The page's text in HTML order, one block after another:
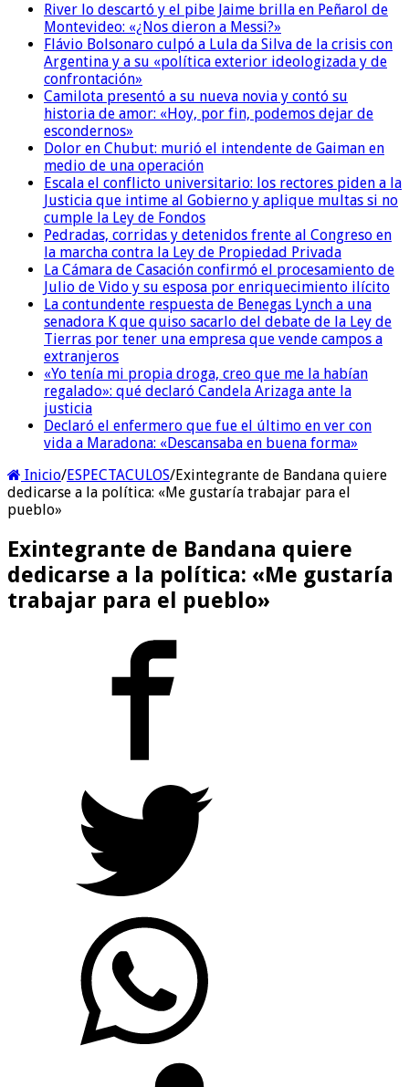
River lo descartó y el pibe Jaime brilla en Peñarol de
Montevideo: «¿Nos dieron a Messi?»
Flávio Bolsonaro culpó a Lula da Silva de la crisis con
Argentina y a su «política exterior ideologizada y de
confrontación»
Camilota presentó a su nueva novia y contó su
historia de amor: «Hoy, por fin, podemos dejar de
escondernos»
Dolor en Chubut: murió el intendente de Gaiman en
medio de una operación
Escala el conflicto universitario: los rectores piden a la
Justicia que intime al Gobierno y aplique multas si no
cumple la Ley de Fondos
Pedradas, corridas y detenidos frente al Congreso en
la marcha contra la Ley de Propiedad Privada
La Cámara de Casación confirmó el procesamiento de
Julio de Vido y su esposa por enriquecimiento ilícito
La contundente respuesta de Benegas Lynch a una
senadora K que quiso sacarlo del debate de la Ley de
Tierras por tener una empresa que vende campos a
extranjeros
«Yo tenía mi propia droga, creo que me la habían
regalado»: qué declaró Candela Arizaga ante la
justicia
Declaró el enfermero que fue el último en ver con
vida a Maradona: «Descansaba en buena forma»
Inicio/ESPECTACULOS/Exintegrante de Bandana quiere
dedicarse a la política: «Me gustaría trabajar para el
pueblo»
Exintegrante de Bandana quiere
dedicarse a la política: «Me gustaría
trabajar para el pueblo»